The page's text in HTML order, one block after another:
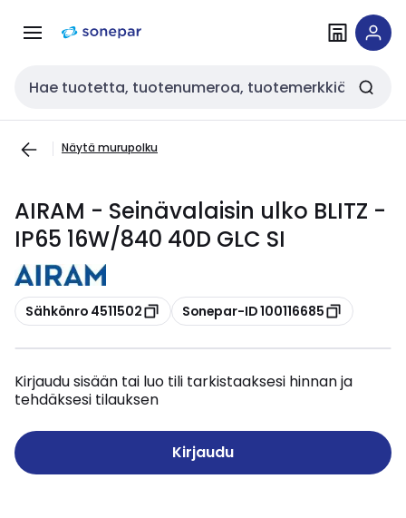
navigointiinsisältöön
Haku
Näytä murupolku
AIRAM - Seinävalaisin ulko BLITZ -
IP65 16W/840 40D GLC SI
Kopioi
Sähkönro 4511502 Kopioi
Sonepar-ID 100116685
Kirjaudu sisään tai luo tili tarkistaaksesi hinnan ja
tehdäksesi tilauksen
Kirjaudu